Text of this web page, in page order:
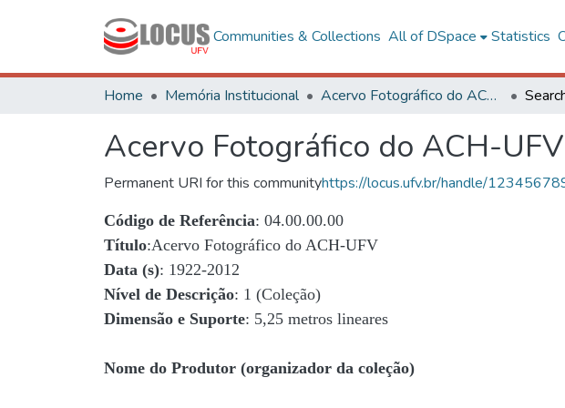
Communities & Collections All of DSpace Statistics
Home Memória Institucional Acervo Fotográfico do ACH-UFV
Acervo Fotográfico do ACH-UFV
Permanent URI for this communityhttps://locus.ufv.br/handle/
Código de Referência: 04.00.00.00
Título:Acervo Fotográfico do ACH-UFV
Data (s): 1922-2012
Nível de Descrição: 1 (Coleção)
Dimensão e Suporte: 5,25 metros lineares
Nome do Produtor (organizador da coleção)